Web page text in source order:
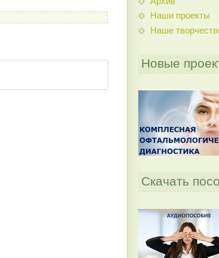
Наши проекты
Наше
Новые
Скачать